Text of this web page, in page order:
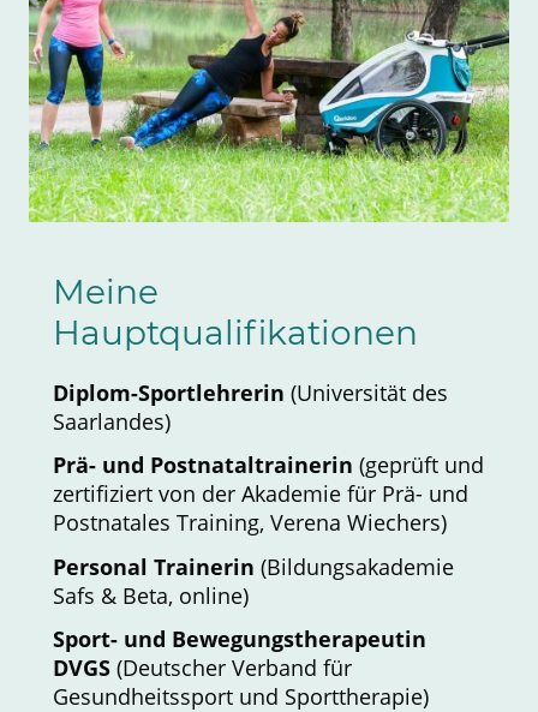
Meine
Hauptqualifikationen
Diplom-Sportlehrerin (Universität des
Saarlandes)
Prä- und Postnataltrainerin (geprüft und
zertifiziert von der Akademie für Prä- und
Postnatales Training, Verena Wiechers)
Personal Trainerin (Bildungsakademie
Safs & Beta, online)
Sport- und Bewegungstherapeutin
DVGS (Deutscher Verband für
Gesundheitssport und Sporttherapie)